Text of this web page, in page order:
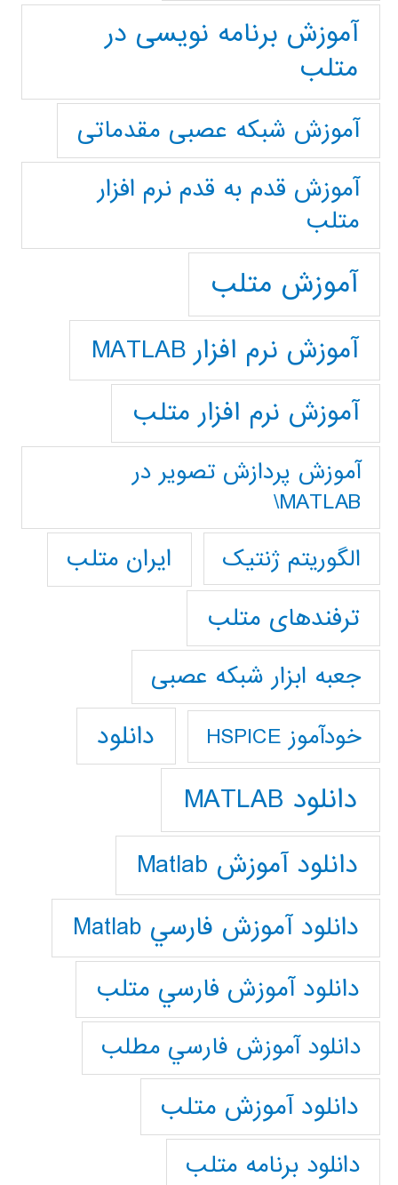
آموزش برنامه نویسی در
متلب
آموزش شبکه عصبی مقدماتی
آموزش قدم به قدم نرم افزار
متلب
آموزش متلب
آموزش نرم افزار MATLAB
آموزش نرم افزار متلب
آموزش پردازش تصوير در
MATLAB\
الگوریتم ژنتیک
ایران متلب
ترفندهای متلب
جعبه ابزار شبکه عصبی
خودآموز HSPICE دانلود
دانلود MATLAB
دانلود آموزش Matlab
دانلود آموزش فارسي Matlab
دانلود آموزش فارسي متلب
دانلود آموزش فارسي مطلب
دانلود آموزش متلب
دانلود برنامه متلب